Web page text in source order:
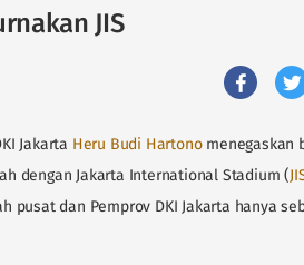
JIS
Jakarta Heru Budi Hartonomenegaskan
dengan Jakarta International Stadium (
pusat dan Pemprov DKI Jakarta hanya